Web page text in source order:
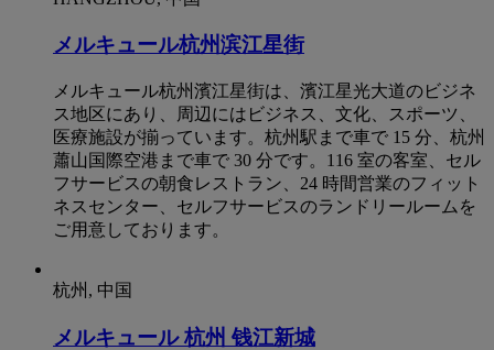
メルキュール杭州滨江星街
メルキュール杭州濱江星街は、濱江星光大道のビジネ
ス地区にあり、周辺にはビジネス、文化、スポーツ、
医療施設が揃っています。杭州駅まで車で 15 分、杭州
蕭山国際空港まで車で 30 分です。116 室の客室、セル
フサービスの朝食レストラン、24 時間営業のフィット
ネスセンター、セルフサービスのランドリールームを
ご用意しております。
杭州, 中国
メルキュール 杭州 钱江新城